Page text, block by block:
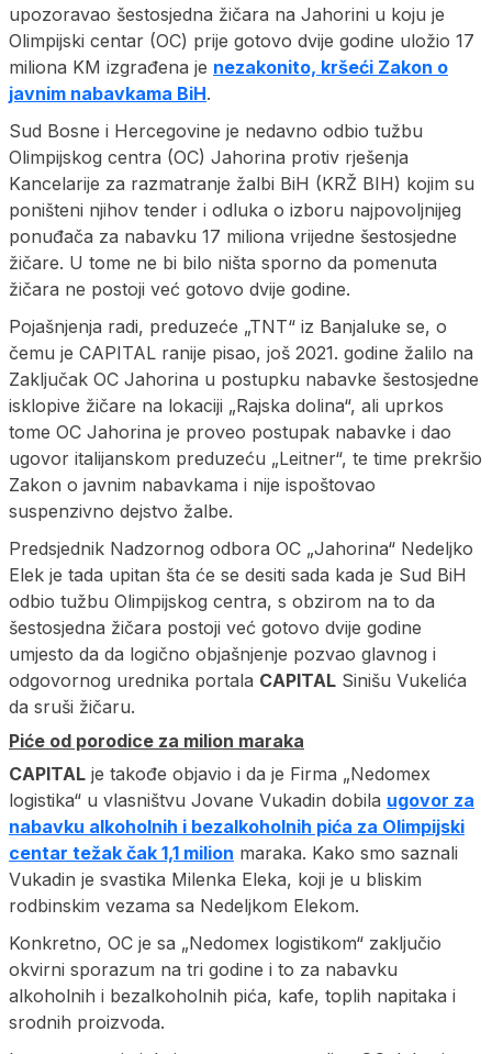
upozoravao šestosjedna žičara na Jahorini u koju je
Olimpijski centar (OC) prije gotovo dvije godine uložio 17
miliona KM izgrađena je nezakonito, kršeći Zakon o
javnim nabavkama BiH.
Sud Bosne i Hercegovine je nedavno odbio tužbu
Olimpijskog centra (OC) Jahorina protiv rješenja
Kancelarije za razmatranje žalbi BiH (KRŽ BIH) kojim su
poništeni njihov tender i odluka o izboru najpovoljnijeg
ponuđača za nabavku 17 miliona vrijedne šestosjedne
žičare. U tome ne bi bilo ništa sporno da pomenuta
žičara ne postoji već gotovo dvije godine.
Pojašnjenja radi, preduzeće „TNT“ iz Banjaluke se, o
čemu je CAPITAL ranije pisao, još 2021. godine žalilo na
Zaključak OC Jahorina u postupku nabavke šestosjedne
isklopive žičare na lokaciji „Rajska dolina“, ali uprkos
tome OC Jahorina je proveo postupak nabavke i dao
ugovor italijanskom preduzeću „Leitner“, te time prekršio
Zakon o javnim nabavkama i nije ispoštovao
suspenzivno dejstvo žalbe.
Predsjednik Nadzornog odbora OC „Jahorina“ Nedeljko
Elek je tada upitan šta će se desiti sada kada je Sud BiH
odbio tužbu Olimpijskog centra, s obzirom na to da
šestosjedna žičara postoji već gotovo dvije godine
umjesto da da logično objašnjenje pozvao glavnog i
odgovornog urednika portala CAPITAL Sinišu Vukelića
da sruši žičaru.
Piće od porodice za milion maraka
CAPITAL je takođe objavio i da je Firma „Nedomex
logistika“ u vlasništvu Jovane Vukadin dobila ugovor za
nabavku alkoholnih i bezalkoholnih pića za Olimpijski
centar težak čak 1,1 milion maraka. Kako smo saznali
Vukadin je svastika Milenka Eleka, koji je u bliskim
rodbinskim vezama sa Nedeljkom Elekom.
Konkretno, OC je sa „Nedomex logistikom“ zaključio
okvirni sporazum na tri godine i to za nabavku
alkoholnih i bezalkoholnih pića, kafe, toplih napitaka i
srodnih proizvoda.